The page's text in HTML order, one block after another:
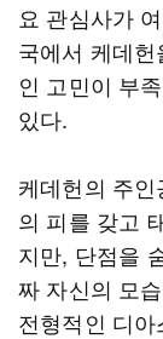
요 관심사가
국에서 케데
인 고민이 부
있다.
케데헌의 주
의 피를 갖고
지만, 단점을
짜 자신의 모
전형적인 디